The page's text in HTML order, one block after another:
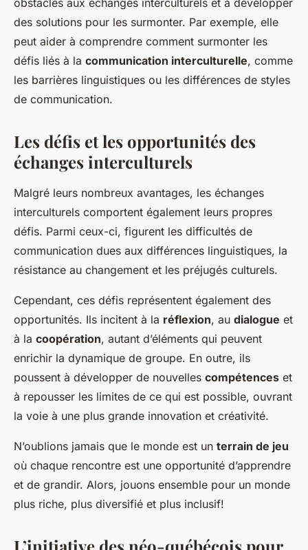
obstacles aux échanges interculturels et à développer
des solutions pour les surmonter. Par exemple, elle
peut aider à comprendre comment surmonter les
défis liés à la communication interculturelle, comme
les barrières linguistiques ou les différences de styles
de communication.
Les défis et les opportunités des
échanges interculturels
Malgré leurs nombreux avantages, les échanges
interculturels comportent également leurs propres
défis. Parmi ceux-ci, figurent les difficultés de
communication dues aux différences linguistiques, la
résistance au changement et les préjugés culturels.
Cependant, ces défis représentent également des
opportunités. Ils incitent à la réflexion, au dialogue et
à la coopération, autant d’éléments qui peuvent
enrichir la dynamique de groupe. En outre, ils
poussent à développer de nouvelles compétences et
à repousser les limites de ce qui est possible, ouvrant
la voie à une plus grande innovation et créativité.
N’oublions jamais que le monde est un terrain de jeu
où chaque rencontre est une opportunité d’apprendre
et de grandir. Alors, jouons ensemble pour un monde
plus riche, plus diversifié et plus inclusif!